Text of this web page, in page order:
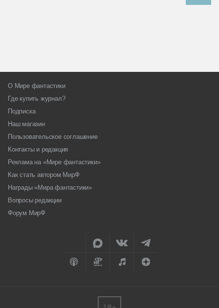
О Мире фантастики
Где купить журнал?
Подписка
Наш магазин
Пользовательское соглашение
Контакты и редакция
Реклама на «Мире фантастики»
Как стать автором МирФ
Награды «Мира фантастики»
Вопросы редакции
Форум МирФ